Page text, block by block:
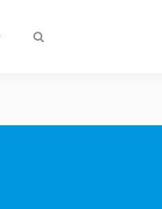
Afficher/masquer